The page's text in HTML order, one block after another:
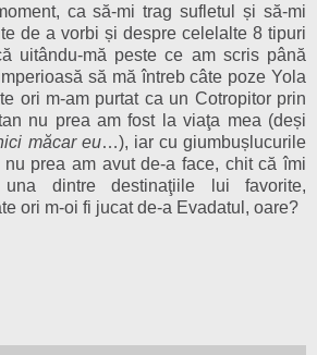
ca să-mi trag sufletul și să-mi
de a vorbi și despre celelalte 8 tipuri
uitându-mă peste ce am scris până
să mă întreb câte poze Yola
ori m-am purtat ca un Cotropitor prin
nu prea am fost la viaţa mea (deși
măcar eu…), iar cu giumbușlucurile
prea am avut de-a face, chit că îmi
dintre destinaţiile lui favorite,
ori m-oi fi jucat de-a Evadatul, oare?